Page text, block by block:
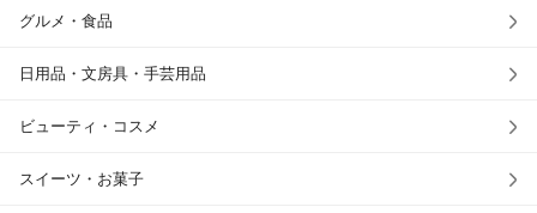
グルメ・食品
日用品・文房具・手芸用品
ビューティ・コスメ
スイーツ・お菓子